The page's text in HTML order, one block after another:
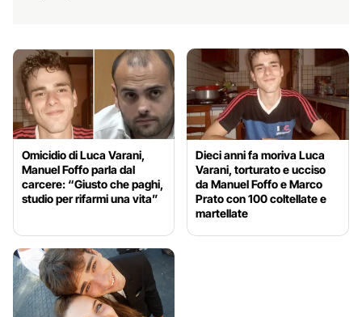
Omicidio di Luca Varani,
Manuel Foffo parla dal
carcere: “Giusto che paghi,
studio per rifarmi una vita”
Dieci anni fa moriva Luca
Varani, torturato e ucciso
da Manuel Foffo e Marco
Prato con 100 coltellate e
martellate